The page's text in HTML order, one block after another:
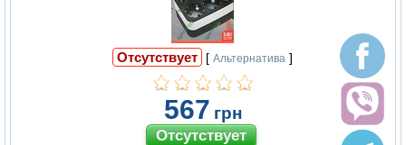
Отсутствует [Альтернатива ]
567 грн